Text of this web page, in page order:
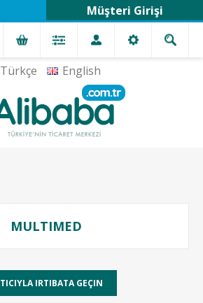
Türkçe English
Müşteri Girişi
MULTIMED